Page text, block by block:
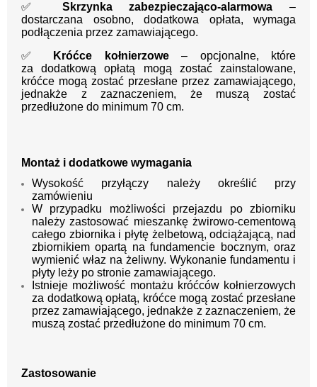
✅ Skrzynka zabezpieczająco-alarmowa –
dostarczana osobno, dodatkowa opłata, wymaga
podłączenia przez zamawiającego.
✅
Króćce kołnierzowe– opcjonalne, które
zadodatkową opłatą mogą zostać zainstalowane,
króćce mogą zostać przesłane przez zamawiającego,
jednakże zzaznaczeniem, że muszą zostać
przedłużone do minimum 70 cm.
Montaż i dodatkowe wymagania
Wysokość przyłączy należy określić przy
zamówieniu
W przypadku możliwości przejazdu po zbiorniku
należy zastosować mieszankę żwirowo-cementową
całego zbiornika i płytę żelbetową,odciążającą, nad
zbiornikiem opartą na fundamencie bocznym, oraz
wymienić właz na żeliwny. Wykonanie fundamentu i
płyty leży po stronie zamawiającego.
Istnieje możliwość montażu króćców kołnierzowych
za dodatkową opłatą, króćce mogą zostać przesłane
przez zamawiającego, jednakże z zaznaczeniem, że
muszą zostać przedłużone do minimum 70 cm.
Zastosowanie